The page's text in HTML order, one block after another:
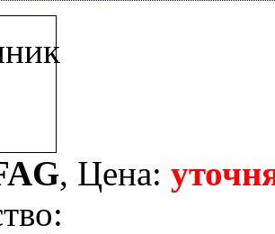
, Цена: